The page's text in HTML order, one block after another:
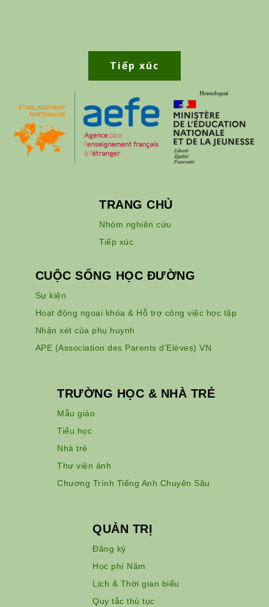
Tiếp xúc
TRANG CHỦ
Nhóm nghiên cứu
Tiếp xúc
CUỘC SỐNG HỌC ĐƯỜNG
Sự kiện
Hoạt động ngoại khóa & Hỗ trợ công việc học tập
Nhận xét của phụ huynh
APE (Association des Parents d'Elèves) VN
TRƯỜNG HỌC & NHÀ TRẺ
Mẫu giáo
Tiểu học
Nhà trẻ
Thư viện ảnh
Chương Trình Tiếng Anh Chuyên Sâu
QUẢN TRỊ
Đăng ký
Học phí Năm
Lịch & Thời gian biểu
Quy tắc thủ tục